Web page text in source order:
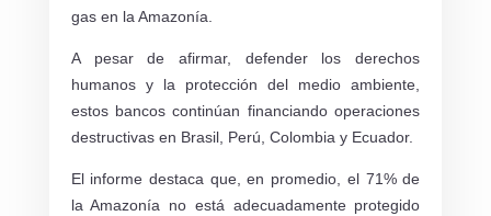
gas en la Amazonía.
A pesar de afirmar, defender los derechos
humanos y la protección del medio ambiente,
estos bancos continúan financiando operaciones
destructivas en Brasil, Perú, Colombia y Ecuador.
El informe destaca que, en promedio, el 71% de
la Amazonía no está adecuadamente protegido